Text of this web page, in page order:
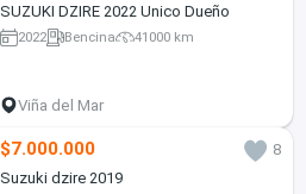
SUZUKI DZIRE 2022 Unico Dueño
2022 Bencina 41000 km
Viña del Mar
$7.000.000
8
Suzuki dzire 2019